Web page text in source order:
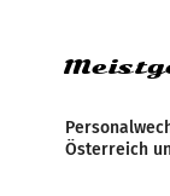
Österreich